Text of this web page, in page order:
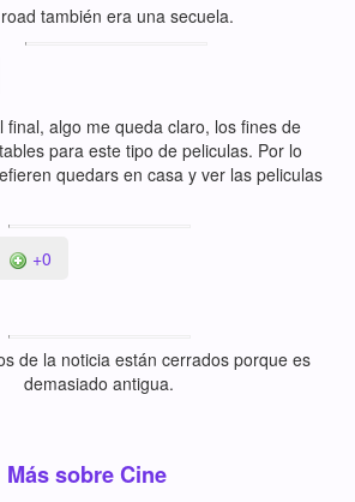
también era una secuela.
final, algo me queda claro, los fines de
para este tipo de peliculas. Por lo
quedars en casa y ver las peliculas
+0
de la noticia están cerrados porque es
demasiado antigua.
Más sobre Cine